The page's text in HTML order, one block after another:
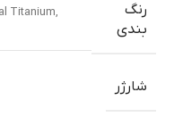
رنگ
بندی
Titanium,
شارژر